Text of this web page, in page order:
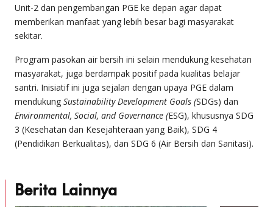
Unit-2 dan pengembangan PGE ke depan agar dapat
memberikan manfaat yang lebih besar bagi masyarakat
sekitar.
Program pasokan air bersih ini selain mendukung kesehatan
masyarakat, juga berdampak positif pada kualitas belajar
santri. Inisiatif ini juga sejalan dengan upaya PGE dalam
mendukung Sustainability Development Goals (SDGs) dan
Environmental, Social, and Governance (ESG), khususnya SDG
3 (Kesehatan dan Kesejahteraan yang Baik), SDG 4
(Pendidikan Berkualitas), dan SDG 6 (Air Bersih dan Sanitasi).
Berita Lainnya